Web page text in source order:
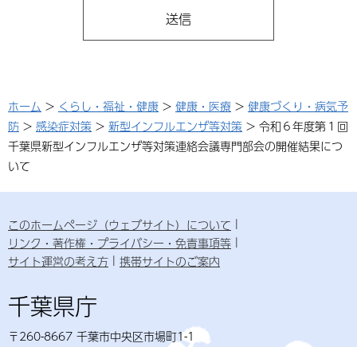
ホーム > くらし・福祉・健康 > 健康・医療 > 健康づくり・病気予
防 > 感染症対策 > 新型インフルエンザ等対策 > 令和６年度第１回
千葉県新型インフルエンザ等対策連絡会議専門部会の開催結果につ
いて
このホームページ（ウェブサイト）について
リンク・著作権・プライバシー・免責事項等
サイト運営の考え方
携帯サイトのご案内
千葉県庁
〒260-8667 千葉市中央区市場町1-1